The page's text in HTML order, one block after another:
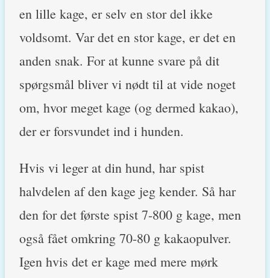
en lille kage, er selv en stor del ikke
voldsomt. Var det en stor kage, er det en
anden snak. For at kunne svare på dit
spørgsmål bliver vi nødt til at vide noget
om, hvor meget kage (og dermed kakao),
der er forsvundet ind i hunden.
Hvis vi leger at din hund, har spist
halvdelen af den kage jeg kender. Så har
den for det første spist 7-800 g kage, men
også fået omkring 70-80 g kakaopulver.
Igen hvis det er kage med mere mørk